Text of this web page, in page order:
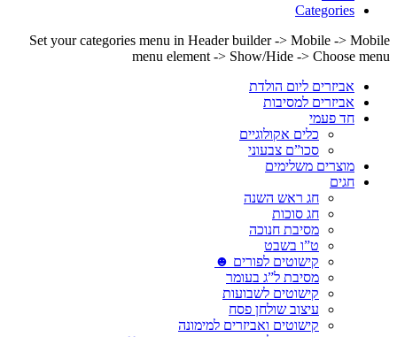
Categories
Set your categories menu in Header builder -> Mobile -> Mobile
menu element -> Show/Hide -> Choose menu
אביזרים ליום הולדת
אביזרים למסיבות
חד פעמי
כלים אקולוגיים
סכו”ם צבעוני
מוצרים משלימים
חגים
חג ראש השנה
חג סוכות
מסיבת חנוכה
ט”ו בשבט
קישוטים לפורים ☻
מסיבת ל”ג בעומר
קישוטים לשבועות
עיצוב שולחן פסח
קישוטים ואביזרים למימונה